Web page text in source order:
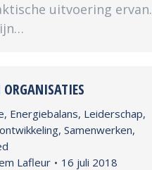
uitvoering ervan.
, Energiebalans, Leiderschap,
, Samenwerken,
Lafleur 16 juli 2018